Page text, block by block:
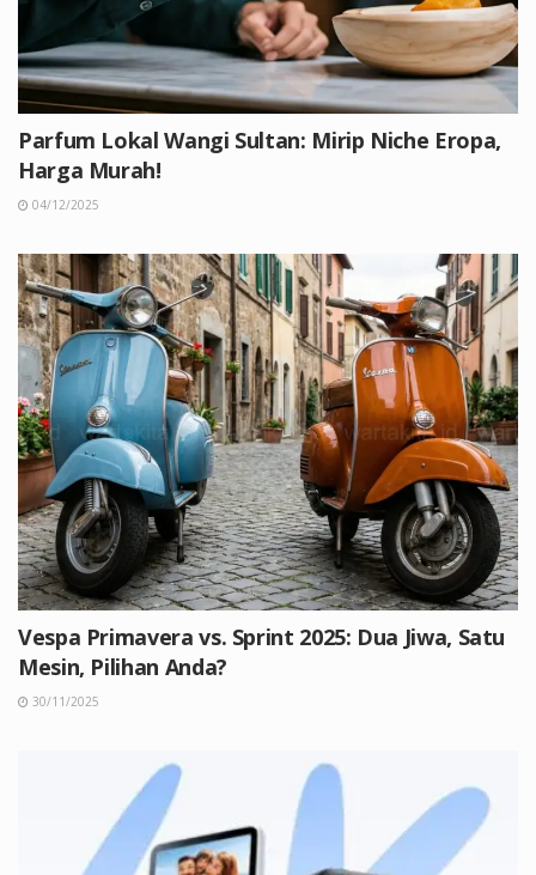
Parfum Lokal Wangi Sultan: Mirip Niche Eropa,
Harga Murah!
04/12/2025
Vespa Primavera vs. Sprint 2025: Dua Jiwa, Satu
Mesin, Pilihan Anda?
30/11/2025